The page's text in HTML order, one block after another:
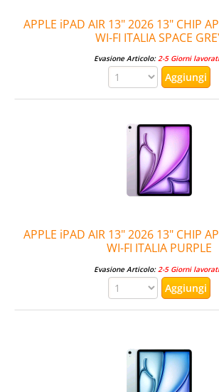
APPLE iPAD AIR 13" 2026 13" CHIP
WI-FI ITALIA SPACE
Evasione Articolo:2-5 Giorni
APPLE iPAD AIR 13" 2026 13" CHIP
WI-FI ITALIA PURPLE
Evasione Articolo:2-5 Giorni